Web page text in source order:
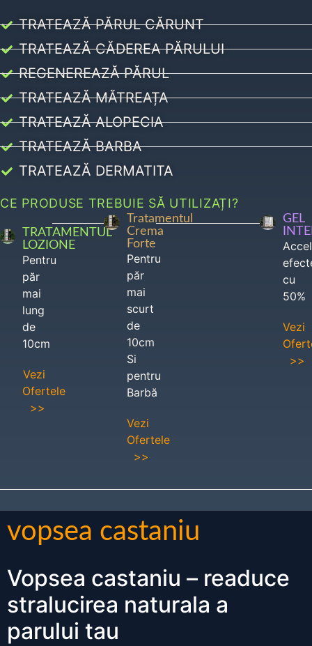
TRATEAZĂ PĂRUL CĂRUNT
TRATEAZĂ CĂDEREA PĂRULUI
REGENEREAZĂ PĂRUL
TRATEAZĂ MĂTREAȚA
TRATEAZĂ ALOPECIA
TRATEAZĂ BARBA
TRATEAZĂ DERMATITA
CE PRODUSE TREBUIE SĂ UTILIZAȚI?
TRATAMENTUL
LOZIONE
Pentru
păr
mai
lung
de
10cm
Vezi
Ofertele
>>
Tratamentul
Crema
Forte
Pentru
păr
mai
scurt
de
10cm
Si
pentru
Barbă
Vezi
Ofertele
>>
GEL
cu
50%
Vezi
>>
vopsea castaniu
Vopsea castaniu – readuce
stralucirea naturala a
parului tau